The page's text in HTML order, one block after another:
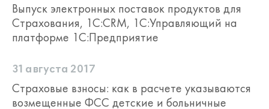
Выпуск электронных поставок продуктов для
Страхования, 1С:CRM, 1С:Управляющий на
платформе 1С:Предприятие
31 августа 2017
Страховые взносы: как в расчете указываются
возмещенные ФСС детские и больничные